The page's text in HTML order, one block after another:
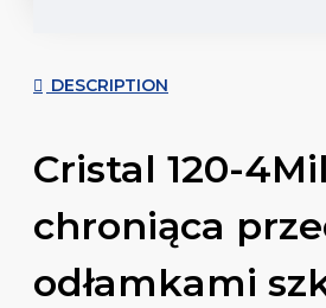
DESCRIPTION
Cristal 120-
chroniąca
odłamkami